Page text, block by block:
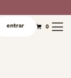
entrar 0